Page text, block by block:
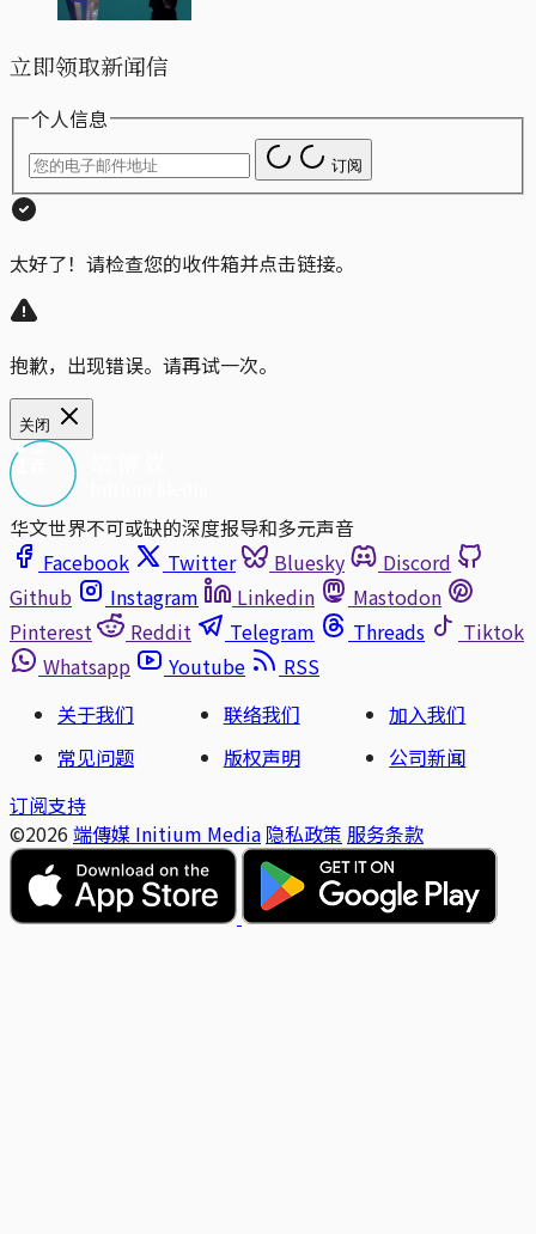
立即领取新闻信
个人信息
订阅
太好了！请检查您的收件箱并点击链接。
抱歉，出现错误。请再试一次。
关闭
华文世界不可或缺的深度报导和多元声音
Facebook
Twitter Bluesky
Discord
Github
Instagram Linkedin
Mastodon
Pinterest
Reddit Telegram Threads
Tiktok
Whatsapp
Youtube
RSS
关于我们
联络我们
加入我们
常见问题
版权声明
公司新闻
订阅支持
©2026 端傳媒 Initium Media 隐私政策 服务条款